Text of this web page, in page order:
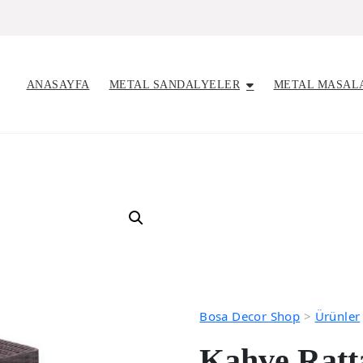
ANASAYFA METAL SANDALYELER METAL
Bosa Decor Shop > Ürünler